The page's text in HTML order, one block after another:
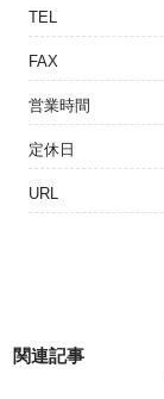
TEL
FAX
営業時間
定休日
URL
関連記事